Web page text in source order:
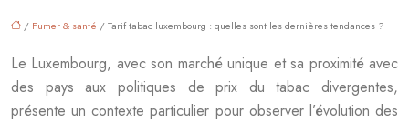
/ Fumer & santé / Tarif tabac luxembourg : quelles sont les dernières tendances ?
Le Luxembourg, avec son marché unique et sa proximité avec
des pays aux politiques de prix du tabac divergentes,
présente un contexte particulier pour observer l’évolution des